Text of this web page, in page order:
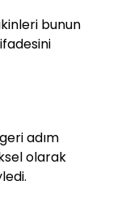
bunun
adım
olarak